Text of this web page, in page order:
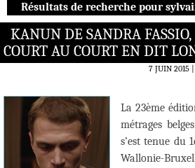
Résultats de recherche pour
KANUN DE SANDRA
COURT AU COURT EN DIT
7 JUIN 2015
La 23ème
métrages
s’est tenue du
Wallonie-